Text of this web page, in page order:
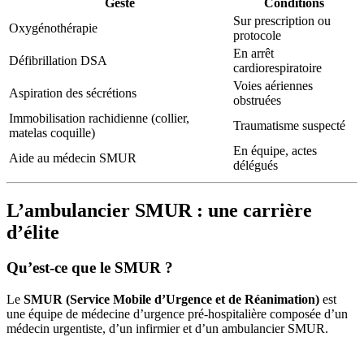
Oxygénothérapie
Sur prescription ou
protocole
Défibrillation DSA
En arrêt
cardiorespiratoire
Aspiration des sécrétions
Voies aériennes
obstruées
Immobilisation rachidienne (collier,
matelas coquille)
Traumatisme suspecté
Aide au médecin SMUR
En équipe, actes
délégués
L’ambulancier SMUR : une carrière
d’élite
Qu’est-ce que le SMUR ?
Le SMUR (Service Mobile d’Urgence et de Réanimation) est
une équipe de médecine d’urgence pré-hospitalière composée d’un
médecin urgentiste, d’un infirmier et d’un ambulancier SMUR.